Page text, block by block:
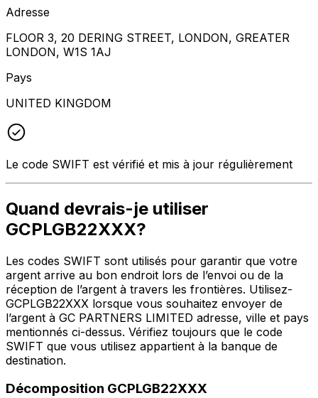
Adresse
FLOOR 3, 20 DERING STREET, LONDON, GREATER
LONDON, W1S 1AJ
Pays
UNITED KINGDOM
Le code SWIFT est vérifié et mis à jour régulièrement
Quand devrais-je utiliser
GCPLGB22XXX?
Les codes SWIFT sont utilisés pour garantir que votre
argent arrive au bon endroit lors de l’envoi ou de la
réception de l’argent à travers les frontières. Utilisez-
GCPLGB22XXX lorsque vous souhaitez envoyer de
l’argent à GC PARTNERS LIMITED adresse, ville et pays
mentionnés ci-dessus. Vérifiez toujours que le code
SWIFT que vous utilisez appartient à la banque de
destination.
Décomposition GCPLGB22XXX